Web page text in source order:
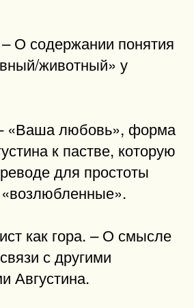
О содержании понятия
животный» у
«Ваша любовь», форма
к пастве, которую
для простоты
как гора. – О смысле
с другими
Августина.